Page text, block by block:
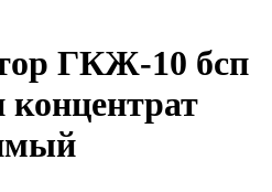
ГКЖ-10 бсп